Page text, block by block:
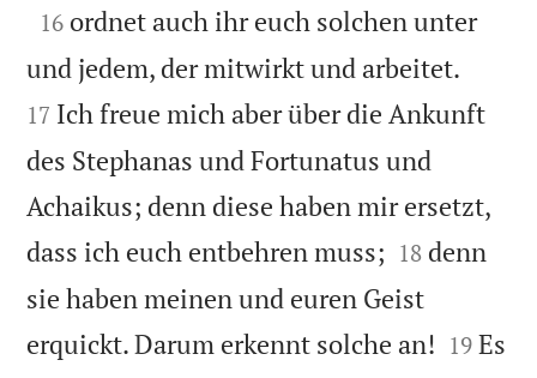

16 ordnet auch ihr euch solchen unter
und jedem, der mitwirkt und arbeitet.
17 Ich freue mich aber über die Ankunft
des Stephanas und Fortunatus und
Achaikus; denn diese haben mir ersetzt,
dass ich euch entbehren muss; 

18 denn
sie haben meinen und euren Geist
erquickt. Darum erkennt solche an! 

19 Es